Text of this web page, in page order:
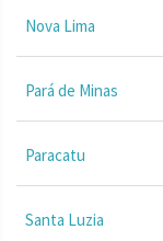
Nova Lima
Pará de Minas
Paracatu
Santa Luzia